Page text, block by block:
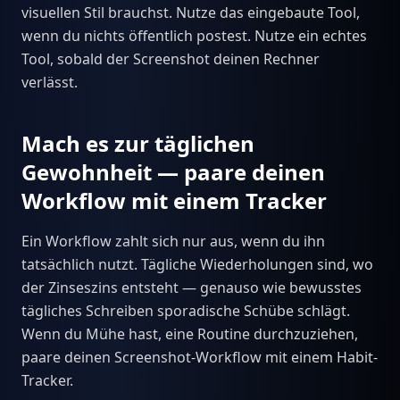
visuellen Stil brauchst. Nutze das eingebaute Tool,
wenn du nichts öffentlich postest. Nutze ein echtes
Tool, sobald der Screenshot deinen Rechner
verlässt.
Mach es zur täglichen
Gewohnheit — paare deinen
Workflow mit einem Tracker
Ein Workflow zahlt sich nur aus, wenn du ihn
tatsächlich nutzt. Tägliche Wiederholungen sind, wo
der Zinseszins entsteht — genauso wie bewusstes
tägliches Schreiben sporadische Schübe schlägt.
Wenn du Mühe hast, eine Routine durchzuziehen,
paare deinen Screenshot-Workflow mit einem Habit-
Tracker.